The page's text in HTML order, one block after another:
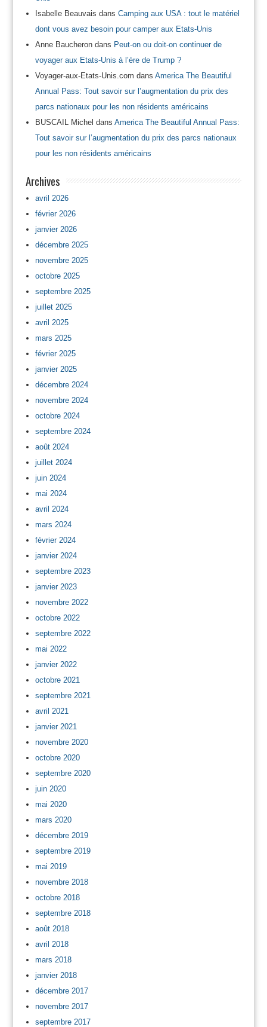
Isabelle Beauvais dans Camping aux USA : tout le matériel
dont vous avez besoin pour camper aux Etats-Unis
Anne Baucherondans Peut-on ou doit-on continuer de
voyager aux Etats-Unis à l’ère de Trump ?
Voyager-aux-Etats-Unis.com dans America The Beautiful
Annual Pass: Tout savoir sur l’augmentation du prix des
parcs nationaux pour les non résidents américains
BUSCAIL Michel dans America The Beautiful Annual Pass:
Tout savoir sur l’augmentation du prix des parcs nationaux
pour les non résidents américains
Archives
avril 2026
février 2026
janvier 2026
décembre 2025
novembre 2025
octobre 2025
septembre 2025
juillet 2025
avril 2025
mars 2025
février 2025
janvier 2025
décembre 2024
novembre 2024
octobre 2024
septembre 2024
août 2024
juillet 2024
juin 2024
mai 2024
avril 2024
mars 2024
février 2024
janvier 2024
septembre 2023
janvier 2023
novembre 2022
octobre 2022
septembre 2022
mai 2022
janvier 2022
octobre 2021
septembre 2021
avril 2021
janvier 2021
novembre 2020
octobre 2020
septembre 2020
juin 2020
mai 2020
mars 2020
décembre 2019
septembre 2019
mai 2019
novembre 2018
octobre 2018
septembre 2018
août 2018
avril 2018
mars 2018
janvier 2018
décembre 2017
novembre 2017
septembre 2017